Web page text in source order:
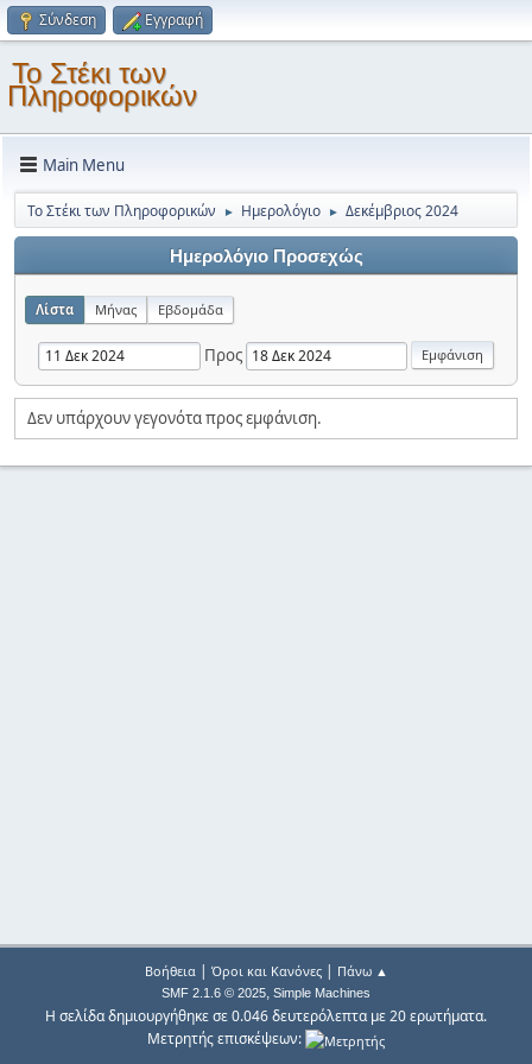
Σύνδεση Εγγραφή
Το Στέκι των
Πληροφορικών
Main Menu
Το Στέκι των Πληροφορικών ► Ημερολόγιο ► Δεκέμβριος 2024
Ημερολόγιο Προσεχώς
Λίστα Μήνας Εβδομάδα
Προς
Δεν υπάρχουν γεγονότα προς εμφάνιση.
Βοήθεια| Όροι και Κανόνες| Πάνω ▲
SMF 2.1.6 © 2025, Simple Machines
Η σελίδα δημιουργήθηκε σε 0.046 δευτερόλεπτα με 20 ερωτήματα.
Μετρητής επισκέψεων: